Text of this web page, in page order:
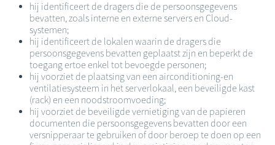
hij identificeert de dragers die de persoonsgegevens
bevatten, zoals interne en externe servers en Cloud-
systemen;
hij identificeert de lokalen waarin de dragers die
persoonsgegevens bevatten geplaatst zijn en beperkt de
toegang ertoe enkel tot bevoegde personen;
hij voorziet de plaatsing van een airconditioning-en
ventilatiesysteem in het serverlokaal, een beveiligde kast
(rack) en een noodstroomvoeding;
hij voorziet de beveiligde vernietiging van de papieren
documenten die persoonsgegevens bevatten door een
versnipperaar te gebruiken of door beroep te doen op een